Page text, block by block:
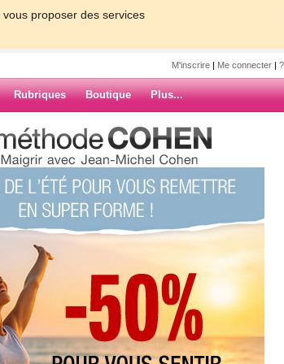
proposer des services
M'inscrire | Me connecter |
Rubriques Boutique Plus...
ARCHIVES